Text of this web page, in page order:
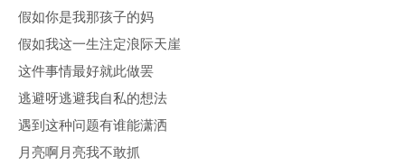
假如你是我那孩子的妈
假如我这一生注定浪际天崖
这件事情最好就此做罢
逃避呀逃避我自私的想法
遇到这种问题有谁能潇洒
月亮啊月亮我不敢抓